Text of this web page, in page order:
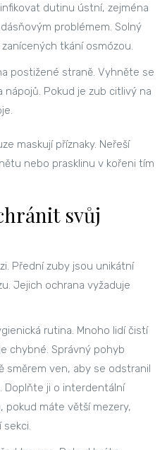
dutinu ústní, zejména
problémem. Solný
tkání osmózou.
postižené straně. Vyhněte se
Pokud je zub citlivý na
maskují příznaky. Neřeší
nebo prasklinu v kořeni tím
svůj
Přední zuby jsou unikátní
Jejich ochrana vyžaduje
rutina. Mnoho lidí čistí
chybné. Správný pohyb
směrem ven, aby se odstranil
Doplňte ji o interdentální
pokud máte větší mezery,